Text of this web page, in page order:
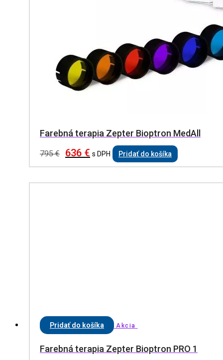
Farebná terapia Zepter Bioptron MedAll
795€ 636 € s DPH Pridať do košíka
Pridať do košíka Akcia
Farebná terapia Zepter Bioptron PRO 1